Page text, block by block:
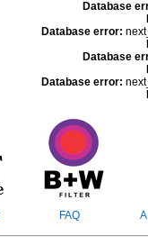
Database
Database error:
Database
Database error:
FAQ